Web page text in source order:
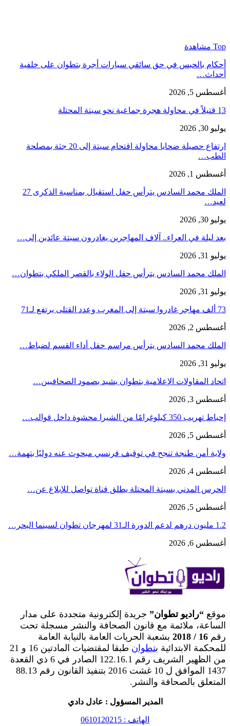
Top مشاهدة
أحكام بالحبس في حق سائقي سيارات أجرة بتطوان على خلفية
أحداث…
أغسطس 5, 2026
13 قتيلاً في محاولة هجرة جماعية نحو سبتة المحتلة
يوليو 30, 2026
ارتفاع حصيلة ضحايا محاولة اقتحام سبتة إلى 20 جثة بمصلحة
الطب…
أغسطس 1, 2026
الملك محمد السادس يترأس حفل استقبال بمناسبة الذكرى 27
لعيد…
يوليو 30, 2026
بعد ليلة في العراء.. آلاف المهاجرين يغادرون سبتة عائدين إلى…
يوليو 31, 2026
الملك محمد السادس يترأس حفل الولاء بالقصر الملكي بتطوان…
يوليو 31, 2026
73 ألف مهاجر غادروا سبتة إلى المغرب وعدد القتلى يرتفع لـ71
أغسطس 2, 2026
الملك محمد السادس يترأس مراسم حفل أداء القسم لضباط…
يوليو 31, 2026
اتحاد المقاولات الإعلامية بتطوان يشيد بصمود الصحافيين…
أغسطس 3, 2026
إحباط تهريب 350 كيلوغرامًا من الشيرا محشوة داخل قوالب…
أغسطس 5, 2026
ولاية أمن طنجة تنجح في توقيف فرنسي مبحوث عنه دوليًا بتهمة…
أغسطس 4, 2026
الحرس المدني بسبتة المحتلة يطلق قناة تواصل للإبلاغ عن…
أغسطس 5, 2026
1.2 مليون درهم لدعم الدورة الـ31 لمهرجان تطوان لسينما البحر…
أغسطس 6, 2026
موقع “راديو تطوان” جريدة إلكترونية متجددة على مدار
الساعة، ملائمة مع قانون الصحافة والنشر مسجلة تحت
رقم 16 / 2018
بشعبة الحريات العامة بالنيابة العامة
للمحكمة الابتدائية بتطوان
طبقا لمقتضيات المادتين 16 و 21
من الظهير الشريف رقم 122.16.1 الصادر في 6 ذي القعدة
1437 الموافق ل 10 غشت 2016 بتنفيذ القانون رقم 88.13
المتعلق بالصحافة والنشر.
المدير المسؤول : عادل دادي
الهاتف : 0610120215